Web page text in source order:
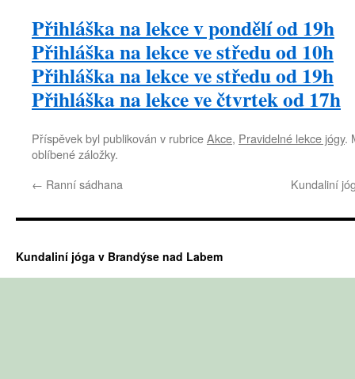
Přihláška na lekce v pondělí od 19h
Přihláška na lekce ve středu od 10h
Přihláška na lekce ve středu od 19h
Přihláška na lekce ve čtvrtek od 17h
Příspěvek byl publikován v rubriceAkce, Pravidelné lekce jógy.
oblíbené záložky.
← Ranní sádhana Kundaliní
Kundaliní jóga v Brandýse nad Labem